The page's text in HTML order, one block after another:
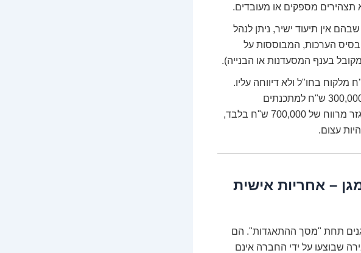
מספקים או מעובדים.
אין תיעוד ישיר, ניתן לנהל
הערכות, המבוססות על
בענף המסעדנות או הבנייה).
בחו"ל ולא דיווחה עליו.
במסגרת הגילוי מרצון, היא תוכל להוכיח ששילמה 300,000 ש"ח למתכנתים
פרילנסרים עבור אותו פרויקט. חבות המס שלה תיגזר מרווח של 700,000 ש"ח בלבד,
עצום.
מגן – אחריות אישית
תחת "מסך ההתאגדות". הם
שבוצעו על ידי החברה אינם